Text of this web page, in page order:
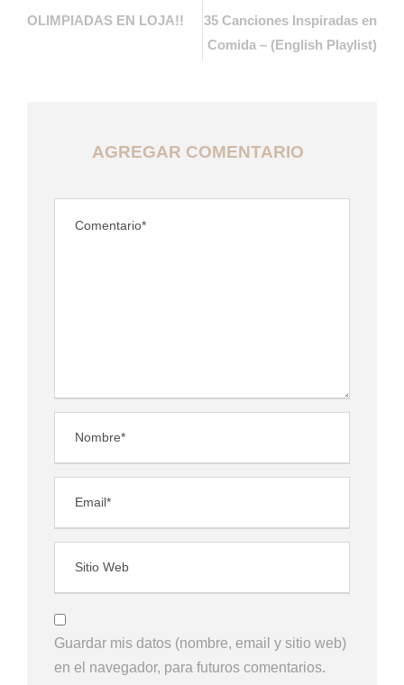
OLIMPIADAS EN LOJA!!
35 Canciones Inspiradas en
Comida – (English Playlist)
AGREGAR COMENTARIO
Guardar mis datos (nombre, email y sitio web)
en el navegador, para futuros comentarios.